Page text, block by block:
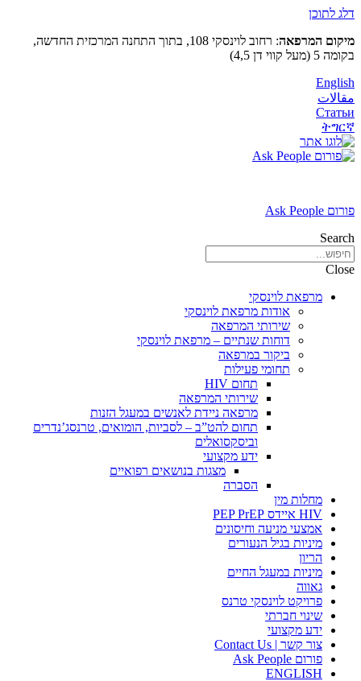
דלג לתוכן
מיקום המרפאה
: רחוב לוינסקי 108, בתוך התחנה המרכזית החדשה,
בקומה 5 (מעל קווי דן 4,5)
English
مقالات
Статьи
ትግርኛ
פורום Ask People
Search
Close
מרפאת לוינסקי
אודות מרפאת לוינסקי
שירותי המרפאה
דוחות שנתיים – מרפאת לוינסקי
ביקור במרפאה
תחומי פעילות
תחום HIV
שירותי המרפאה
מרפאה ניידת לאנשים במעגל הזנות
תחום להט”ב – לסביות, הומואים, טרנסג’נדרים
וביסקסואלים
ידע מקצועי
מצגות בנושאים רפואיים
הסברה
מחלות מין
HIV איידס PEP PrEP
אמצעי מניעה וחיסונים
מיניות בגיל הנעורים
הריון
מיניות במעגל החיים
גאווה
פרויקט לוינסקי טרנס
שינוי חברתי
ידע מקצועי
צור קשר | Contact Us
פורום Ask People
ENGLISH